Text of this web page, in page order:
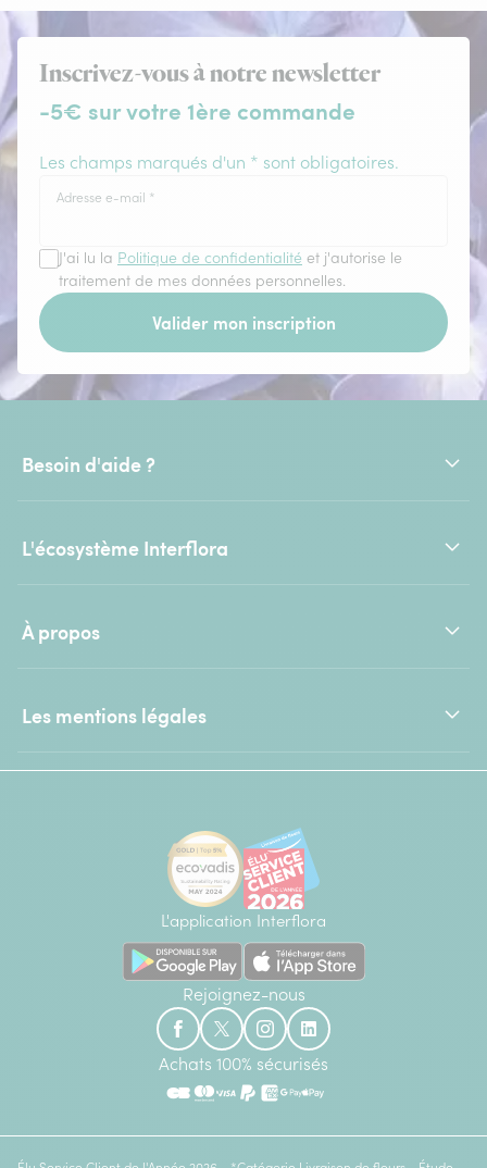
Inscrivez-vous à notre newsletter
-5€ sur votre 1ère commande
Les champs marqués d'un * sont obligatoires.
Adresse e-mail *
J'ai lu la Politique de confidentialité et j'autorise le
traitement de mes données personnelles.
Valider mon inscription
Besoin d'aide ?
L'écosystème Interflora
À propos
Les mentions légales
L'application Interflora
Rejoignez-nous
Achats 100% sécurisés